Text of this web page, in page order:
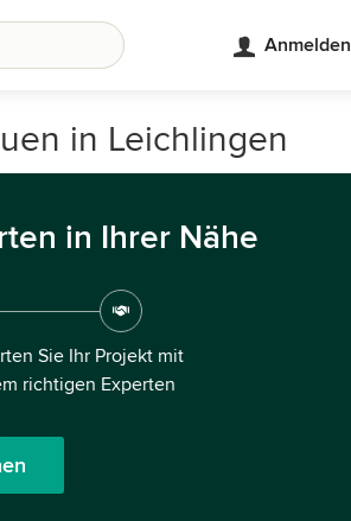
Anmelden
in Leichlingen
in Ihrer Nähe
Sie Ihr Projekt mit
richtigen Experten